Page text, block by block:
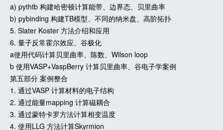
a) pythtb 构建哈密顿计算能带、边界态、贝里曲率
b) pybinding 构建TB模型、不同的纳米盘、高阶拓扑
5. Slater Koster 方法介绍和应用
6. 量子反常霍尔效应、谷极化
a使用代码计算贝里曲率、陈数、Wilson loop
b 使用VASP+VaspBerry 计算贝里曲率、谷电子学案例
第五部分 案例整合
1. 通过VASP 计算材料的电子结构
2. 通过能量mapping 计算磁耦合
3. 通过蒙特卡罗方法计算相变温度
4. 使用LLG 方法计算Skyrmion